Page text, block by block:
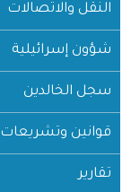
النقل والاتصالات
شؤون إسرائيلية
سجل الخالدين
قوانين وتشريعات
تقارير